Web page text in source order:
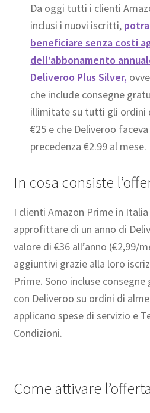
Da oggi tutti i clienti
inclusi i nuovi iscritti,
beneficiare senza costi
dell’abbonamento
Deliveroo Plus Silver,
che include consegne
illimitate su tutti gli ordini
€25 e che Deliveroo
precedenza €2.99 al mese.
In cosa consiste
I clienti Amazon Prime in
approfittare di un anno di
valore di €36 all’anno (€2,99/
aggiuntivi grazie alla loro
Prime. Sono incluse
con Deliveroo su ordini di
applicano spese di servizio e
Condizioni.
Come attivare l’offerta